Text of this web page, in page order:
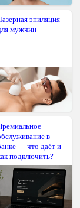
эпиляция
мужчин
в
— что даёт и
подключить?